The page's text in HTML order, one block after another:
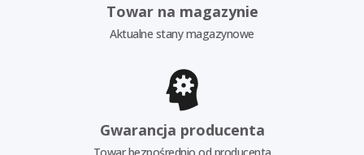
Towar na magazynie
Aktualne stany magazynowe
Gwarancja producenta